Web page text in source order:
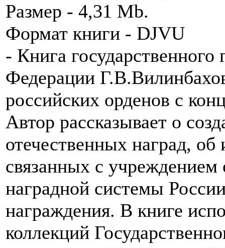
Размер - 4,31 Mb.
Формат книги - DJVU
- Книга государственного
Федерации
российских орденов с
Автор рассказывает о
отечественных наград,
связанных с учреждением
наградной системы
награждения. В книге
коллекций